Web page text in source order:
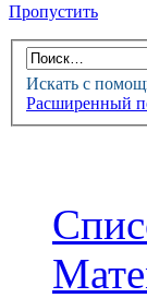
Пропустить
Искать с
Расширенный
НОВАЯ